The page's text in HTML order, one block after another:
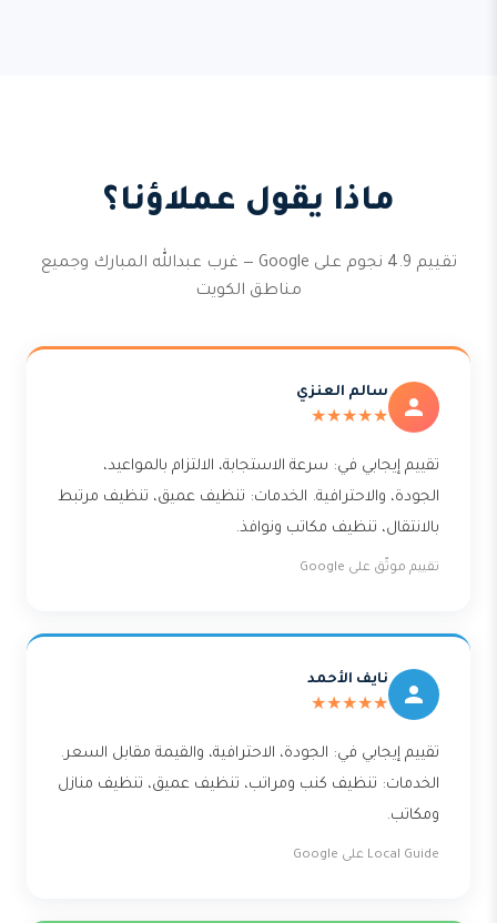
ماذا يقول عملاؤنا؟
تقييم 4.9 نجوم على Google — غرب عبدالله المبارك وجميع
مناطق الكويت
سالم العنزي
★★★★★
تقييم إيجابي في: سرعة الاستجابة، الالتزام بالمواعيد،
الجودة، والاحترافية. الخدمات: تنظيف عميق، تنظيف مرتبط
بالانتقال، تنظيف مكاتب ونوافذ.
تقييم موثّق على Google
نايف الأحمد
★★★★★
تقييم إيجابي في: الجودة، الاحترافية، والقيمة مقابل السعر.
الخدمات: تنظيف كنب ومراتب، تنظيف عميق، تنظيف منازل
ومكاتب.
Local Guide على Google